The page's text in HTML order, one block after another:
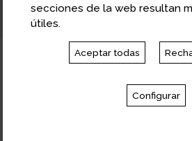
secciones de la web resultan
útiles.
Aceptar todas
Configurar